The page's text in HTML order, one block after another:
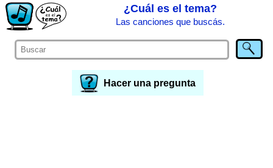
¿Cuál es el tema?
Las canciones que buscás.
Hacer una pregunta